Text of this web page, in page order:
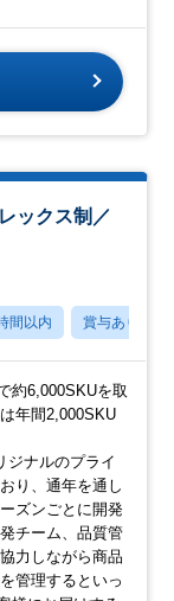
ックス制／
間以内 賞与あり
約6,000SKUを取
年間2,000SKU
ジナルのプライ
り、通年を通し
ズンごとに開発
チーム、品質管
力しながら商品
管理するといっ